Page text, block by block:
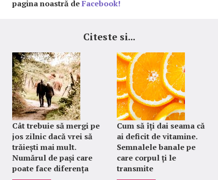
pagina noastră deFacebook!
Citeste si...
Cât trebuie să mergi pe
jos zilnic dacă vrei să
trăiești mai mult.
Numărul de pași care
poate face diferența
Cum să îți dai seama că
ai deficit de vitamine.
Semnalele banale pe
care corpul ți le
transmite